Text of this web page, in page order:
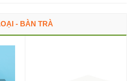
- BÀN TRÀ